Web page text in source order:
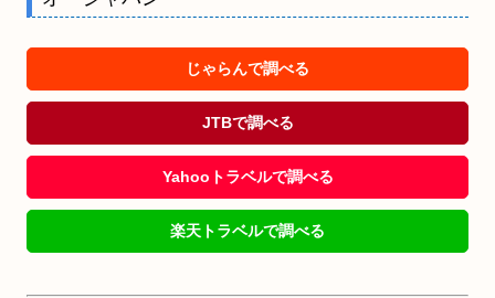
じゃらんで調べる
JTBで調べる
Yahooトラベルで調べる
楽天トラベルで調べる